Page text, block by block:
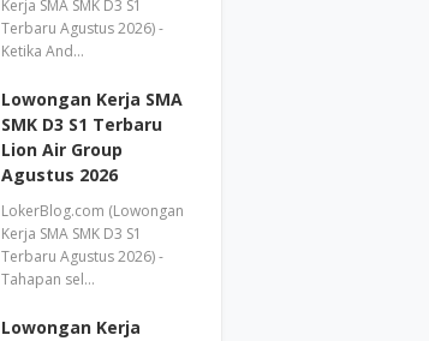
Kerja SMA SMK D3 S1
Terbaru Agustus 2026) -
Ketika And…
Lowongan Kerja SMA
SMK D3 S1 Terbaru
Lion Air Group
Agustus 2026
LokerBlog.com (Lowongan
Kerja SMA SMK D3 S1
Terbaru Agustus 2026) -
Tahapan sel…
Lowongan Kerja